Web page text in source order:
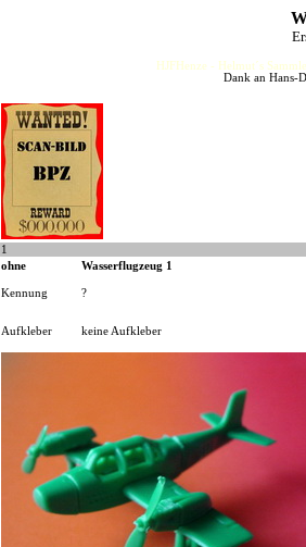
HJFHenze - Helmut´s
Dank an Hans-
1
ohne
Wasserflugzeug 1
Kennung ?
Aufkleber keine Aufkleber